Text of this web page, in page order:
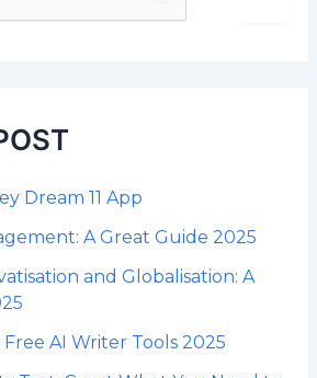
Dream 11 App
A Great Guide 2025
and Globalisation: A
AI Writer Tools 2025